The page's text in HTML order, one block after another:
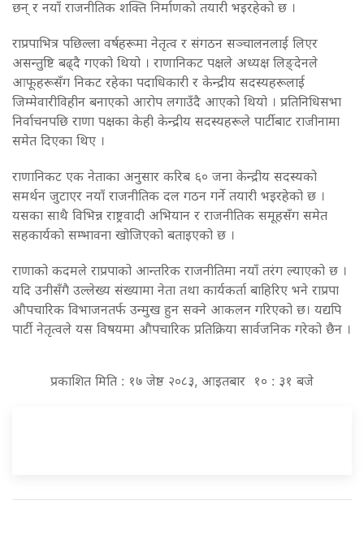
छन् र नयाँ राजनीतिक शक्ति निर्माणको तयारी भइरहेको छ ।
राप्रपाभित्र पछिल्ला वर्षहरूमा नेतृत्व र संगठन सञ्चालनलाई लिएर
असन्तुष्टि बढ्दै गएको थियो । राणानिकट पक्षले अध्यक्ष लिङ्देनले
आफूहरूसँग निकट रहेका पदाधिकारी र केन्द्रीय सदस्यहरूलाई
जिम्मेवारीविहीन बनाएको आरोप लगाउँदै आएको थियो । प्रतिनिधिसभा
निर्वाचनपछि राणा पक्षका केही केन्द्रीय सदस्यहरूले पार्टीबाट राजीनामा
समेत दिएका थिए ।
राणानिकट एक नेताका अनुसार करिब ६० जना केन्द्रीय सदस्यको
समर्थन जुटाएर नयाँ राजनीतिक दल गठन गर्ने तयारी भइरहेको छ ।
यसका साथै विभिन्न राष्ट्रवादी अभियान र राजनीतिक समूहसँग समेत
सहकार्यको सम्भावना खोजिएको बताइएको छ ।
राणाको कदमले राप्रपाको आन्तरिक राजनीतिमा नयाँ तरंग ल्याएको छ ।
यदि उनीसँगै उल्लेख्य संख्यामा नेता तथा कार्यकर्ता बाहिरिए भने राप्रपा
औपचारिक विभाजनतर्फ उन्मुख हुन सक्ने आकलन गरिएको छ। यद्यपि
पार्टी नेतृत्वले यस विषयमा औपचारिक प्रतिक्रिया सार्वजनिक गरेको छैन ।
प्रकाशित मिति : १७ जेष्ठ २०८३, आइतबार १० : ३१ बजे